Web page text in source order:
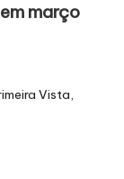
março
Vista,